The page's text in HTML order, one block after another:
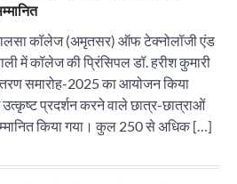
कॉलेज (अमृतसर) ऑफ टेक्नोलॉजी एंड
में कॉलेज की प्रिंसिपल डॉ. हरीश कुमारी
समारोह-2025 का आयोजन किया
उत्कृष्ट प्रदर्शन करने वाले छात्र-छात्राओं
किया गया। कुल 250 से अधिक […]
का ‘टेबल एजेंडा घोटाला’ भाजपा के
लक्की
uday August 6, 2026
थियेटर द्वारा 9 अगस्त को होगा ‘वर्षा ऋतु
2026’ का आयोजन
पंचकूला ने ‘तिरंगा यात्रा 2025’ का हरियाणा से